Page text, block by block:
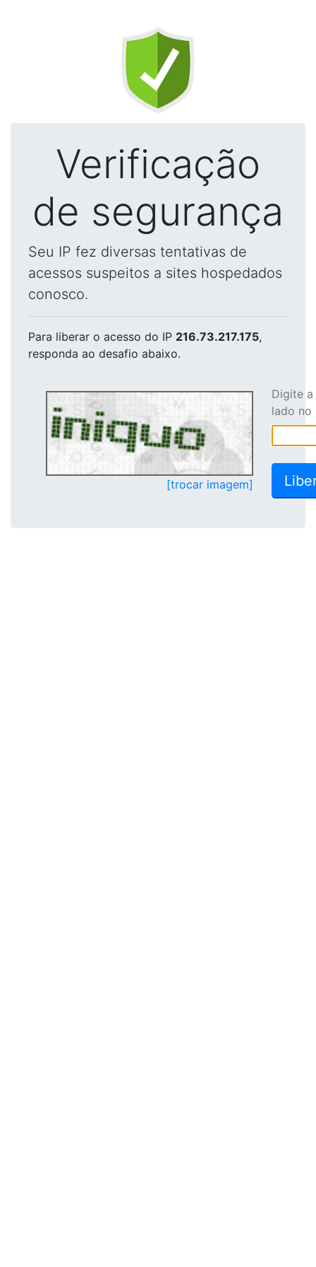
Verificação
de segurança
Seu IP fez diversas tentativas de
acessos suspeitos a sites hospedados
conosco.
Para liberar o acesso do IP 216.73.217.175,
responda ao desafio abaixo.
[trocar imagem]
Digite
lado no